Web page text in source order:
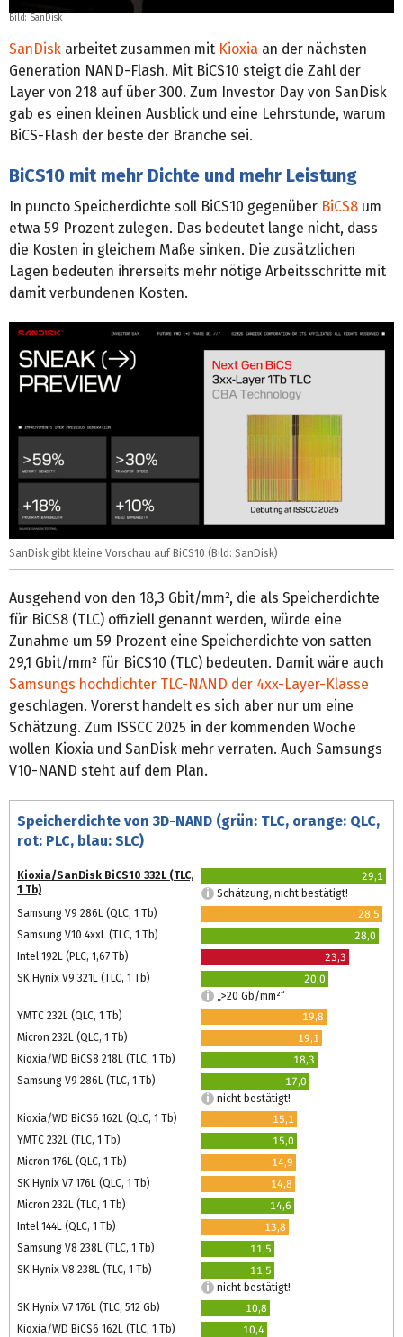
Bild: SanDisk
SanDisk arbeitet zusammen mit Kioxia an der nächsten
Generation NAND-Flash. Mit BiCS10 steigt die Zahl der
Layer von 218 auf über 300. Zum Investor Day von SanDisk
gab es einen kleinen Ausblick und eine Lehrstunde, warum
BiCS-Flash der beste der Branche sei.
BiCS10 mit mehr Dichte und mehr Leistung
In puncto Speicherdichte soll BiCS10 gegenüber BiCS8 um
etwa 59 Prozent zulegen. Das bedeutet lange nicht, dass
die Kosten in gleichem Maße sinken. Die zusätzlichen
Lagen bedeuten ihrerseits mehr nötige Arbeitsschritte mit
damit verbundenen Kosten.
SanDisk gibt kleine Vorschau auf BiCS10 (Bild: SanDisk)
Ausgehend von den 18,3 Gbit/mm², die als Speicherdichte
für BiCS8 (TLC) offiziell genannt werden, würde eine
Zunahme um 59 Prozent eine Speicherdichte von satten
29,1 Gbit/mm² für BiCS10 (TLC) bedeuten. Damit wäre auch
Samsungs hochdichter TLC-NAND der 4xx-Layer-Klasse
geschlagen. Vorerst handelt es sich aber nur um eine
Schätzung. Zum ISSCC 2025 in der kommenden Woche
wollen Kioxia und SanDisk mehr verraten. Auch Samsungs
V10-NAND steht auf dem Plan.
Speicherdichte von 3D-NAND (grün: TLC, orange: QLC,
rot: PLC, blau: SLC)
Kioxia/SanDisk BiCS10 332L (TLC,
1 Tb)
29,1
Schätzung, nicht bestätigt!
Samsung V9 286L (QLC, 1 Tb)
28,5
Samsung V10 4xxL (TLC, 1 Tb)
28,0
Intel 192L (PLC, 1,67 Tb)
23,3
SK Hynix V9 321L (TLC, 1 Tb)
20,0
„>20 Gb/mm²“
YMTC 232L (QLC, 1 Tb)
19,8
Micron 232L (QLC, 1 Tb)
19,1
Kioxia/WD BiCS8 218L (TLC, 1 Tb)
18,3
Samsung V9 286L (TLC, 1 Tb)
17,0
nicht bestätigt!
Kioxia/WD BiCS6 162L (QLC, 1 Tb)
15,1
YMTC 232L (TLC, 1 Tb)
15,0
Micron 176L (QLC, 1 Tb)
14,9
SK Hynix V7 176L (QLC, 1 Tb)
14,8
Micron 232L (TLC, 1 Tb)
14,6
Intel 144L (QLC, 1 Tb)
13,8
Samsung V8 238L (TLC, 1 Tb)
11,5
SK Hynix V8 238L (TLC, 1 Tb)
11,5
nicht bestätigt!
SK Hynix V7 176L (TLC, 512 Gb)
10,8
Kioxia/WD BiCS6 162L (TLC, 1 Tb)
10,4